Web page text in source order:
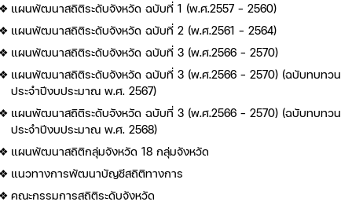
แผนพัฒนาสถิติระดับจังหวัด ฉบับที่ 1 (พ.ศ.2557 - 2560)
แผนพัฒนาสถิติระดับจังหวัด ฉบับที่ 2 (พ.ศ.2561 - 2564)
แผนพัฒนาสถิติระดับจังหวัด ฉบับที่ 3 (พ.ศ.2566 - 2570)
แผนพัฒนาสถิติระดับจังหวัด ฉบับที่ 3 (พ.ศ.2566 - 2570) (ฉบับทบทวน
ประจำปีงบประมาณ พ.ศ. 2567)
แผนพัฒนาสถิติระดับจังหวัด ฉบับที่ 3 (พ.ศ.2566 - 2570) (ฉบับทบทวน
ประจำปีงบประมาณ พ.ศ. 2568)
แผนพัฒนาสถิติกลุ่มจังหวัด 18 กลุ่มจังหวัด
แนวทางการพัฒนาบัญชีสถิติทางการ
คณะกรรมการสถิติระดับจังหวัด